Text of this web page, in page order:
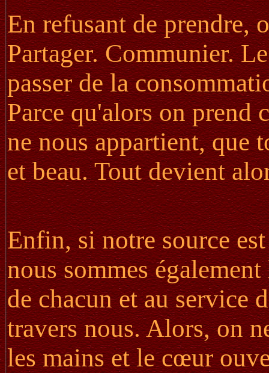
En refusant de prendre,
Partager. Communier.
passer de la
Parce qu'alors on prend
ne nous appartient, que
et beau. Tout devient
Enfin, si notre source
nous sommes
de chacun et au service
travers nous. Alors, on
les mains et le cœur